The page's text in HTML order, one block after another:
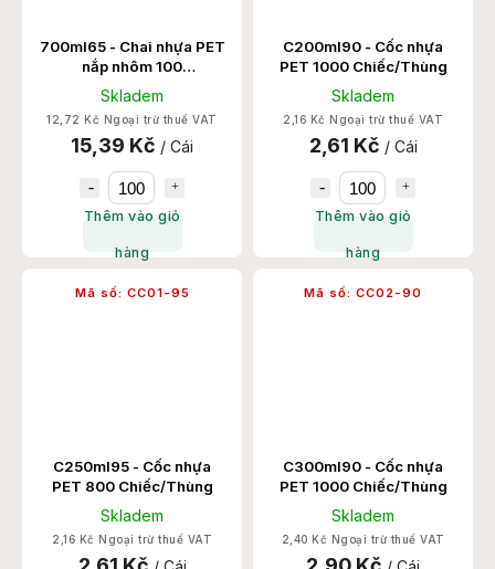
700ml65 - Chai nhựa PET
nắp nhôm 100
Chiếc/Thùng
Skladem
12,72 Kč Ngoại trừ thuế VAT
15,39 Kč / Cái
Thêm vào giỏ
hàng
C200ml90 - Cốc nhựa
PET 1000 Chiếc/Thùng
Skladem
2,16 Kč Ngoại trừ thuế VAT
2,61 Kč / Cái
Thêm vào giỏ
hàng
C250ml95 - Cốc nhựa
PET 800 Chiếc/Thùng
Skladem
2,16 Kč Ngoại trừ thuế VAT
Mã số: CC01-95
C300ml90 - Cốc nhựa
PET 1000 Chiếc/Thùng
Skladem
2,40 Kč Ngoại trừ thuế VAT
Mã số: CC02-90